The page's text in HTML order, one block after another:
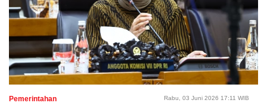
Pemerintahan Rabu, 03 Juni 2026 17:11 WIB